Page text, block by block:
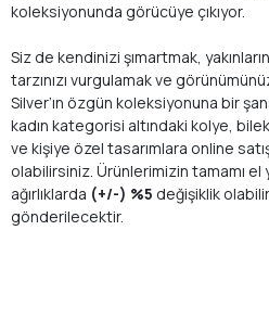
koleksiyonunda görücüye çıkıyor.
Siz de kendinizi şımartmak,
tarzınızı vurgulamak ve
Silver’ın özgün koleksiyonuna bir
kadın kategorisi altındaki kolye,
ve kişiye özel tasarımlara online
olabilirsiniz. Ürünlerimizin tamamı el
ağırlıklarda (+/-) %5 değişiklik
gönderilecektir.